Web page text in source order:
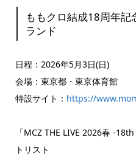
ももクロ結成18周年記
ランド
日程：2026年5月3日(日)
会場：東京都・東京体育館
特設サイト： https://
「MCZ THE LIVE 2026春 -
トリスト